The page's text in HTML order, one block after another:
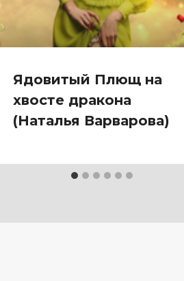
Ядовитый Плющ на
хвосте дракона
(Наталья Варварова)